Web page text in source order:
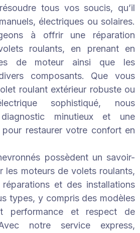
tous vos soucis, qu’il
électriques ou solaires.
à offrir une réparation
roulants, en prenant en
de moteur ainsi que les
composants. Que vous
roulant extérieur robuste ou
sophistiqué, nous
minutieux et une
restaurer votre confort en
possèdent un savoir-
les moteurs de volets roulants,
et des installations
types, y compris des modèles
performance et respect de
Avec notre service express,